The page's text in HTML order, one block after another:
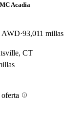
Acadia
AWD 93,011 millas
CT